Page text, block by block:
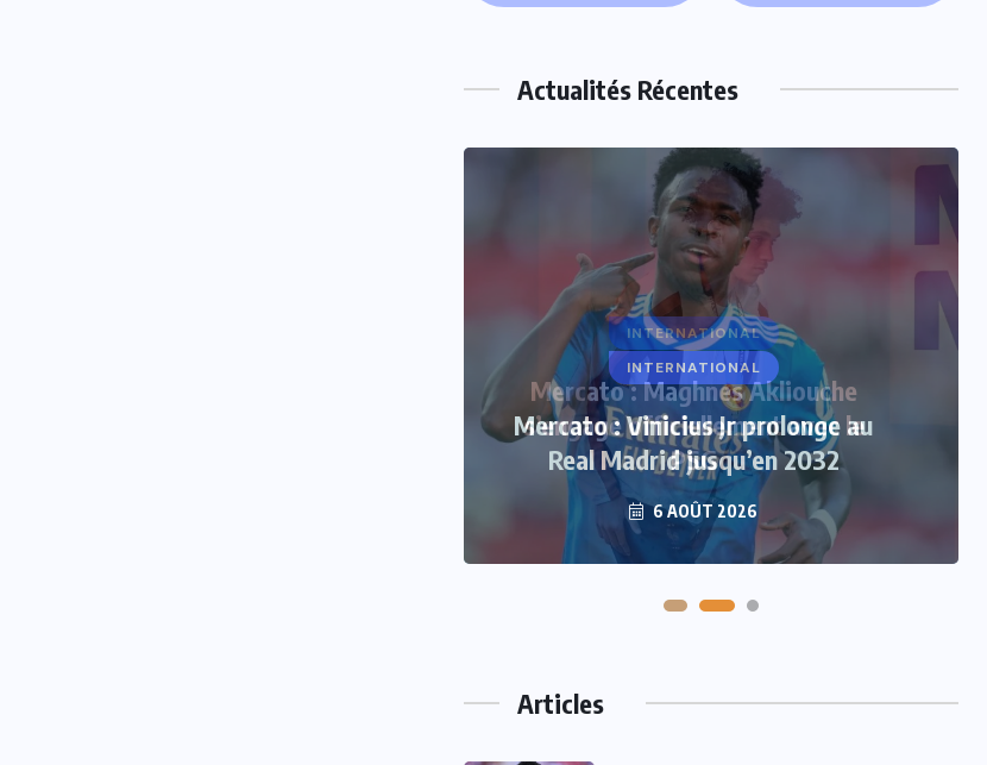
Actualités Récentes
INTERNATIONAL
Mercato : Maghnes Akliouche
s’engage officiellement avec le
PSG
6 AOÛT 2026
Articles